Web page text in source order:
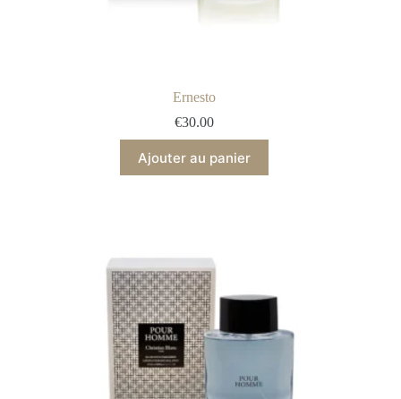
Ernesto
€30.00
Ajouter au panier